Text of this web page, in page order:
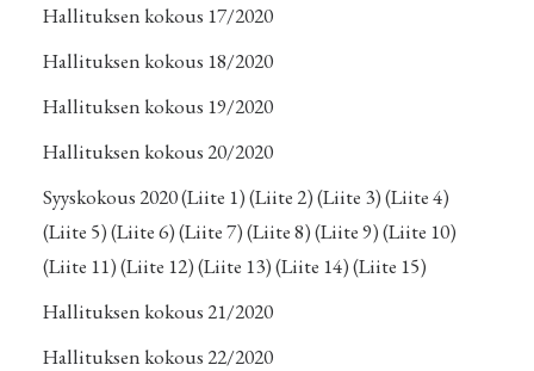
Hallituksen kokous 17/2020
Hallituksen kokous 18/2020
Hallituksen kokous 19/2020
Hallituksen kokous 20/2020
Syyskokous 2020(Liite 1)(Liite 2)(Liite 3)(Liite 4)
(Liite 5)(Liite 6)(Liite 7)(Liite 8)(Liite 9)(Liite 10)
(Liite 11)(Liite 12)(Liite 13)(Liite 14)(Liite 15)
Hallituksen kokous 21/2020
Hallituksen kokous 22/2020